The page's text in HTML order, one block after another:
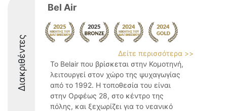
Διακριθέντες
Bel Air
Δείτε περισσότερα >>
Το Belair που βρίσκεται στην Κομοτηνή,
λειτουργεί στον χώρο της ψυχαγωγίας
από το 1992. Η τοποθεσία του είναι
στην Ορφέως 28, στο κέντρο της
πόλης, και ξεχωρίζει για το νεανικό